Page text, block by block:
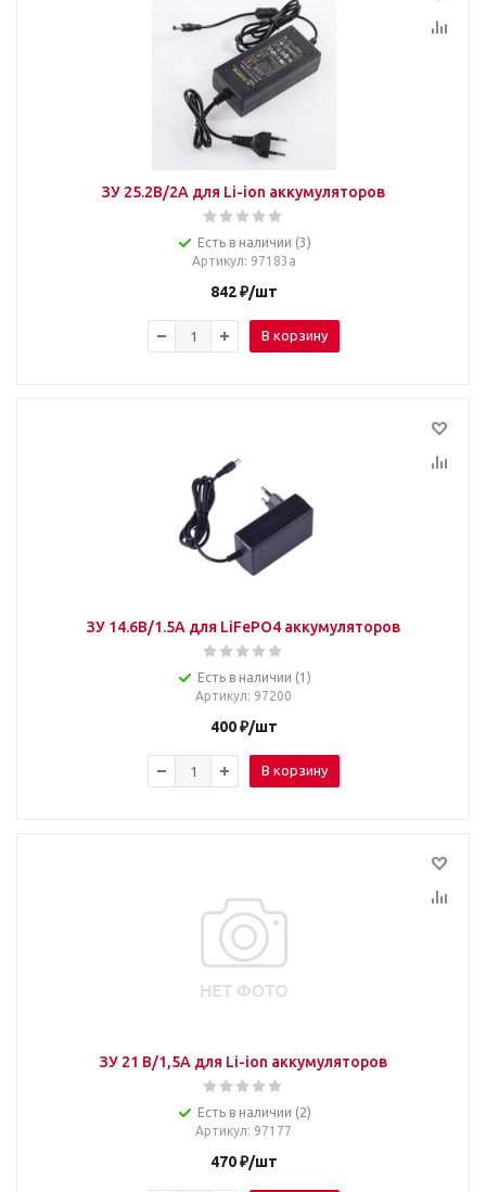
ЗУ 25.2В/2А для Li-ion аккумуляторов
Есть в наличии (3)
Артикул: 97183a
842₽/шт
В корзину
ЗУ 14.6В/1.5А для LiFePO4 аккумуляторов
Есть в наличии (1)
Артикул: 97200
400₽/шт
В корзину
ЗУ 21 В/1,5А для Li-ion аккумуляторов
Есть в наличии (2)
Артикул: 97177
470₽/шт